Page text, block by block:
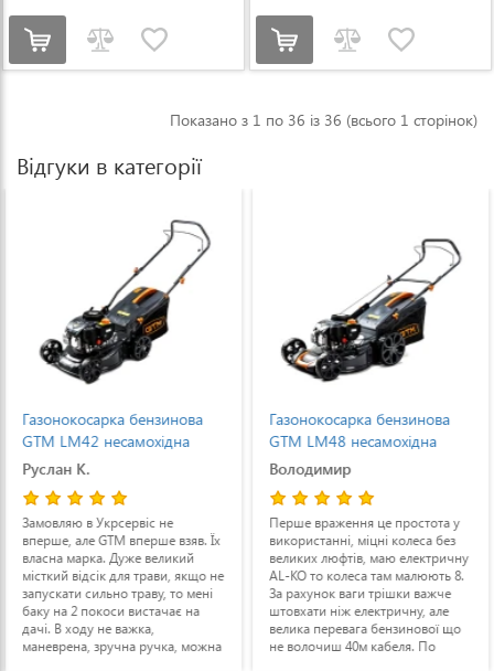
Показано з 1 по 36 із 36 (всього 1 сторінок)
Відгуки в категорії
Газонокосарка бензинова
GTM LM42 несамохідна
(LM42)
Руслан К.
Замовляю в Укрсервіс не
вперше, але GTM вперше взяв. Їх
власна марка. Дуже великий
місткий відсік для трави, якщо не
запускати сильно траву, то мені
баку на 2 покоси вистачає на
дачі. В ходу не важка,
маневрена, зручна ручка, можна
Газонокосарка бензинова
GTM LM48 несамохідна
(LM48)
Володимир
Перше враження це простота у
використанні, міцні колеса без
великих люфтів, маю електричну
AL-KO то колеса там малюють 8.
За рахунок ваги трішки важче
штовхати ніж електричну, але
велика перевага бензинової що
не волочиш 40м кабеля. По